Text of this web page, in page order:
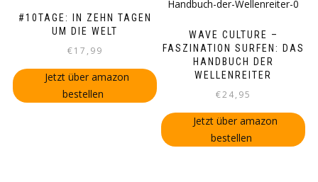
#10TAGE: IN ZEHN TAGEN
UM DIE WELT
€17,99
Jetzt über amazon
bestellen
WAVE CULTURE –
FASZINATION SURFEN: DAS
HANDBUCH DER
WELLENREITER
€24,95
Jetzt über amazon
bestellen